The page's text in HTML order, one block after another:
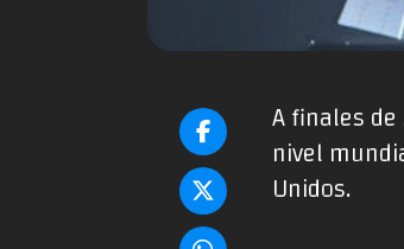
A finales
nivel
Unidos.